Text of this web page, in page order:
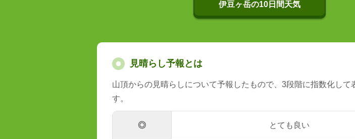
伊豆ヶ岳の10日間天気
見晴らし予報とは
山頂からの見晴らしについて予報したもので、3段階に指数化して
す。
◎ とても良い